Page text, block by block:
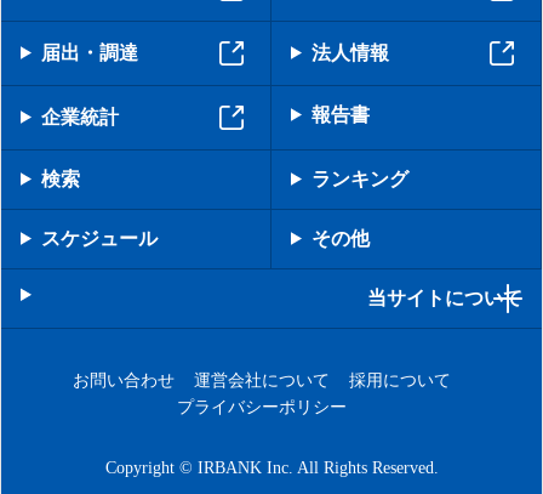
届出・調達 法人情報
企業統計 報告書
検索 ランキング
スケジュール その他
当サイトについて
お問い合わせ 運営会社について
採用について
プライバシーポリシー
Copyright © IRBANK Inc. All Rights Reserved.